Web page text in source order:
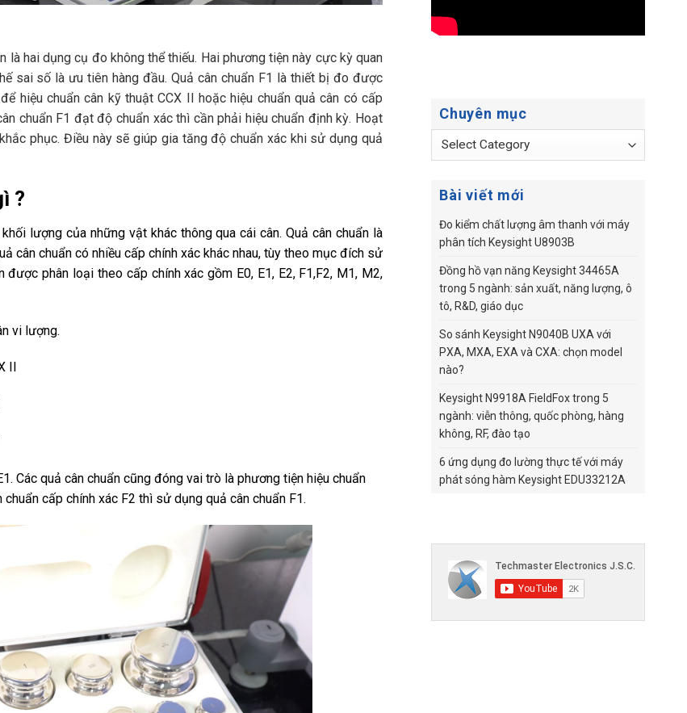
hai dụng cụ đo không thể thiếu. Hai phương tiện này cực kỳ quan
sai số là ưu tiên hàng đầu. Quả cân chuẩn F1 là thiết bị đo được
hiệu chuẩn cân kỹ thuật CCX II hoặc hiệu chuẩn quả cân có cấp
chuẩn F1 đạt độ chuẩn xác thì cần phải hiệu chuẩn định kỳ. Hoạt
phục. Điều này sẽ giúp gia tăng độ chuẩn xác khi sử dụng quả
?
lượng của những vật khác thông qua cái cân. Quả cân chuẩn là
cân chuẩn có nhiều cấp chính xác khác nhau, tùy theo mục đích sử
phân loại theo cấp chính xác gồm E0, E1, E2, F1,F2, M1, M2,
vi lượng.
II
Các quả cân chuẩn cũng đóng vai trò là phương tiện hiệu chuẩn
cấp chính xác F2 thì sử dụng quả cân chuẩn F1.
Chuyên mục
Chuyên
Bài viết mới
Đo kiểm chất lượng âm thanh với máy
phân tích Keysight U8903B
Đồng hồ vạn năng Keysight 34465A
trong 5 ngành: sản xuất, năng lượng, ô
tô, R&D, giáo dục
So sánh Keysight N9040B UXA với
PXA, MXA, EXA và CXA: chọn model
nào?
Keysight N9918A FieldFox trong 5
ngành: viễn thông, quốc phòng, hàng
không, RF, đào tạo
6 ứng dụng đo lường thực tế với máy
phát sóng hàm Keysight EDU33212A